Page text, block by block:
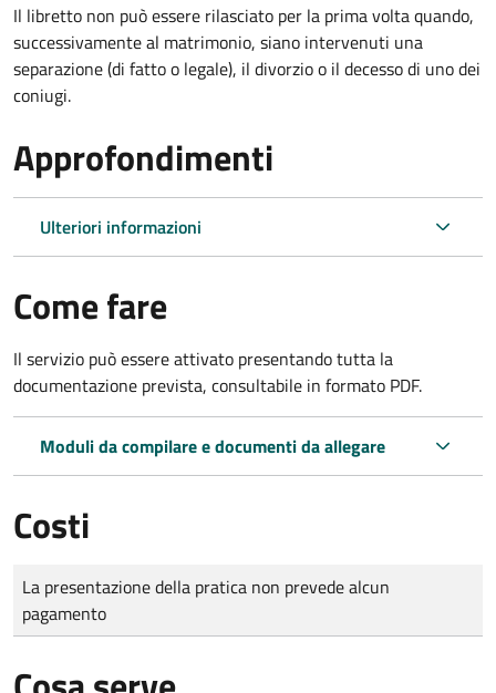
Il libretto non può essere rilasciato per la prima volta quando,
successivamente al matrimonio, siano intervenuti una
separazione (di fatto o legale), il divorzio o il decesso di uno dei
coniugi.
Approfondimenti
Ulteriori informazioni
Come fare
Il servizio può essere attivato presentando tutta la
documentazione prevista, consultabile in formato PDF.
Moduli da compilare e documenti da allegare
Costi
Tipo di pagamento
Importo
La presentazione della pratica non prevede alcun
pagamento